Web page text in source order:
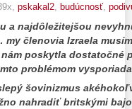
pskakal2 budúcnosť
a najdôležitejšou
členovia Izraela
poskytla dostatočné
problémom
šovinizmus
nahradiť britskými